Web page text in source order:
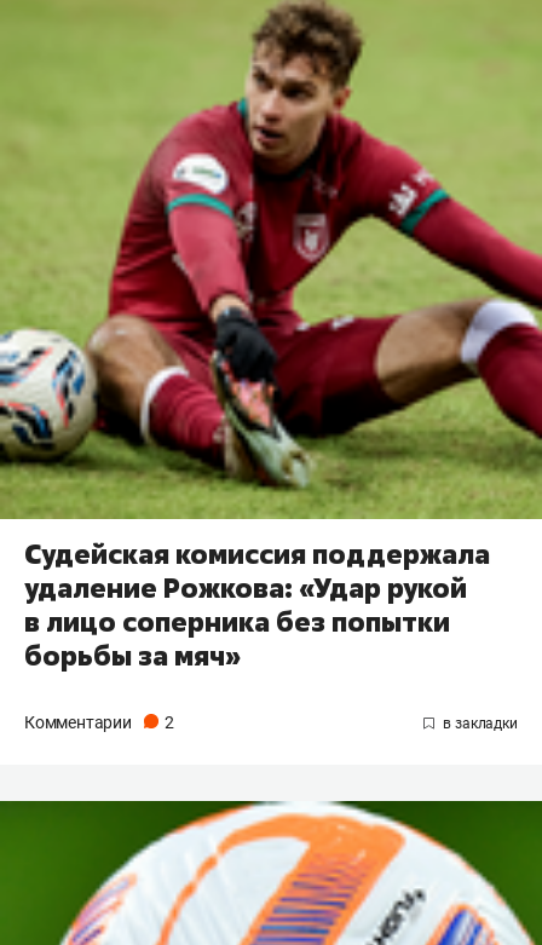
Судейская комиссия поддержала
удаление Рожкова: «Удар рукой
в лицо соперника без попытки
борьбы за мяч»
Комментарии 2